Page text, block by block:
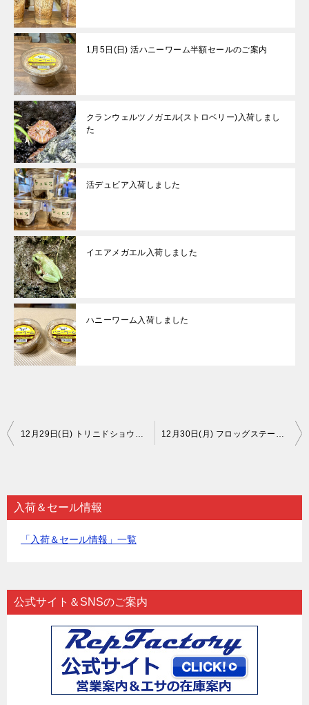
1月5日(日) 活ハニーワーム半額セールのご案内
クランウェルツノガエル(ストロベリー)入荷しまし
た
活デュビア入荷しました
イエアメガエル入荷しました
ハニーワーム入荷しました
投
ビ
ゲ
ン
入荷＆セール情報
「入荷＆セール情報」一覧
公式サイト＆SNSのご案内